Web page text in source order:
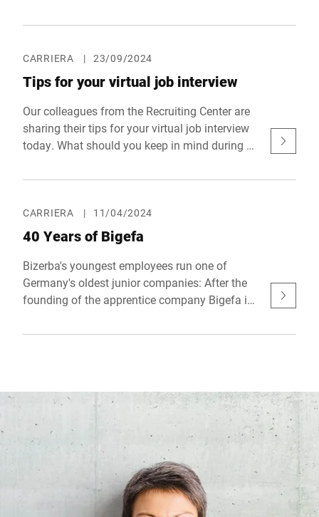
impressive graffiti campaign was created in
team that would not only serve as a lasting
reminder of this special anniversary, but also
express the solidarity with Balingen and
Bizerba.
CARRIERA | 23/09/2024
Tips for your virtual job interview
Our colleagues from the Recruiting Center are
sharing their tips for your virtual job interview
today. What should you keep in mind during a
for it?
CARRIERA | 11/04/2024
40 Years of Bigefa
Bizerba's youngest employees run one of
Germany's oldest junior companies: After the
founding of the apprentice company Bigefa in
into the commercial register took place in
first legally and economically independent
junior companies in Germany.